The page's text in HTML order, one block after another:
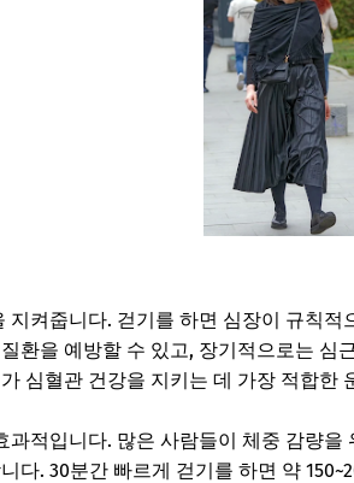
지켜줍니다. 걷기를 하면 심장이 규칙
환을 예방할 수 있고, 장기적으로는 심
심혈관 건강을 지키는 데 가장 적합한
과적입니다. 많은 사람들이 체중 감량
다. 30분간 빠르게 걷기를 하면 약